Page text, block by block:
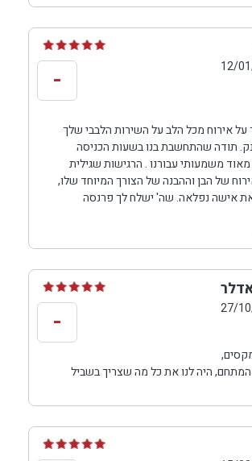
12/
על אירוח מכל הלב על השירות הלבבי שלך
תודה שהתחשבת בנו בשעות הכניסה
מאוד משמעותי עבורנו . הרגישות שגילית
של הבן וההבנה של הצורך המיוחד שלו,
אישה נפלאה. שה' ישלח לך פרנסה
-
27/
היה לנו את כל מה שצריך בשביל
-